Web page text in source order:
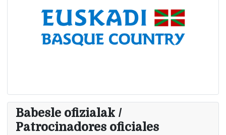
Babesle ofizialak /
Patrocinadores oficiales